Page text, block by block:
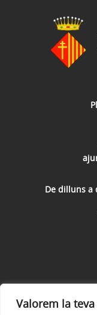
Valorem la
De dilluns a